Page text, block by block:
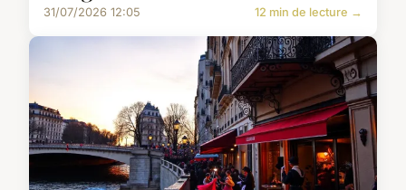
31/07/2026 12:05 12 min de lecture →